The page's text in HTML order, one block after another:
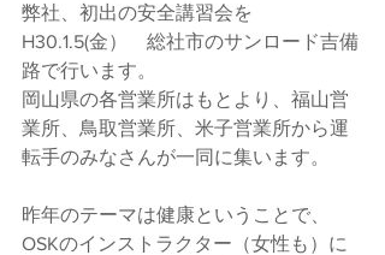
弊社、初出の安全講習会を
H30.1.5(金）　総社市のサンロード吉備
路で行います。
岡山県の各営業所はもとより、福山営
業所、鳥取営業所、米子営業所から運
転手のみなさんが一同に集います。
昨年のテーマは健康ということで、
OSKのインストラクター（女性も）に